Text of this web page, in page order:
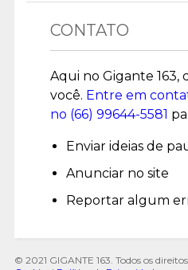
CONTATO
Aqui no Gigante 163,
você. Entre em
no (66) 99644-5581
Enviar ideias de
Anunciar no site
Reportar algum
© 2021 GIGANTE 163. Todos os